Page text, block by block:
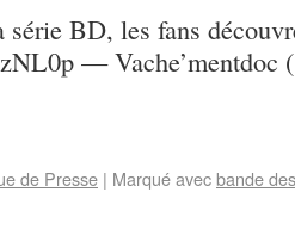
série BD, les fans
— Vache’mentdoc
de Presse | Marqué avecbande